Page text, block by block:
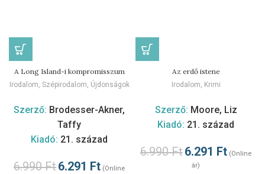
A Long Island-i kompromisszum
Irodalom Szépirodalom Újdonságok
Szerző: Brodesser-Akner,
Taffy
Kiadó: 21. század
6.990Ft6.291 Ft (Online
Az erdő istene
Irodalom Krimi
Szerző: Moore, Liz
Kiadó: 21. század
6.990Ft6.291 Ft (Online
ár)